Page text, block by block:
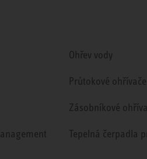
Ohřev vody
Průtokové
Zásobníkové
Tepelná čerpadla